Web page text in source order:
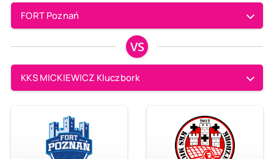
FORT Poznań
VS
KKS MICKIEWICZ Kluczbork